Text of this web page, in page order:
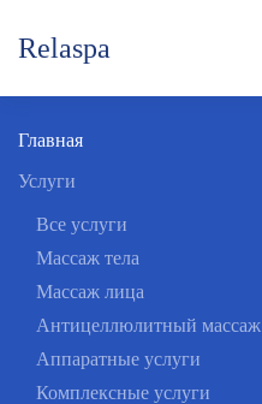
Skip to main content
Relaspa
Главная
Услуги
Все услуги
Массаж тела
Массаж лица
Антицеллюлитный массаж
Аппаратные услуги
Комплексные услуги